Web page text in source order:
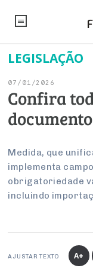
NOTÍCIAS
Editorial
Artigos
Debates Fecomercio-
PROJETOS ESPECIAIS:
Economia
Brasil
Internacional
Economia Digital
Inteligência Artificial
Legislação
Trabalho
Empresas
Reforma Tributária
Negócios
SINDICATOS
PESQUISAS
FALE CONOSCO
INSTITUCIONAL
Negociações
Conselho de
LEGISLAÇÃO
07/01/2026
Confira
Medida, que
implementa
obrigatoriedade
incluindo
AJUSTAR TEXTO A+